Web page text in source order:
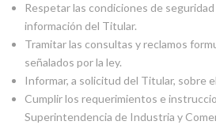
Respetar las condiciones de seguridad
información del Titular.
Tramitar las consultas y reclamos
señalados por la ley.
Informar, a solicitud del Titular, sobre
Cumplir los requerimientos e
Superintendencia de Industria y